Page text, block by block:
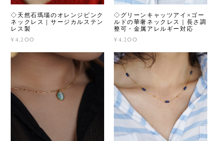
◇天然石瑪瑙のオレンジピンク
ネックレス｜サージカルステン
レス製
¥4,200
◇グリーンキャッツアイ×ゴー
ルドの華奢ネックレス｜長さ調
整可・金属アレルギー対応
¥4,200